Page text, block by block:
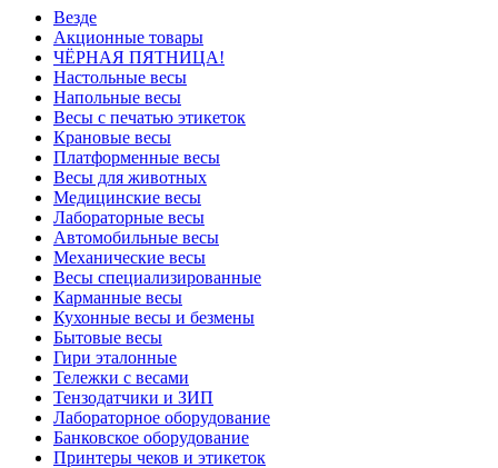
Везде
Акционные товары
ЧЁРНАЯ ПЯТНИЦА!
Настольные весы
Напольные весы
Весы с печатью этикеток
Крановые весы
Платформенные весы
Весы для животных
Медицинские весы
Лабораторные весы
Автомобильные весы
Механические весы
Весы специализированные
Карманные весы
Кухонные весы и безмены
Бытовые весы
Гири эталонные
Тележки с весами
Тензодатчики и ЗИП
Лабораторное оборудование
Банковское оборудование
Принтеры чеков и этикеток